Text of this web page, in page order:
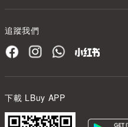
追蹤我們
下載 LBuy APP